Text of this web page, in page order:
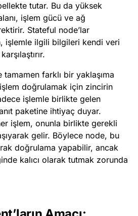
tutar. Bu da yüksek
işlem gücü ve ağ
Stateful node’lar
işlemle ilgili bilgileri kendi veri
tamamen farklı bir yaklaşıma
doğrulamak için zincirin
işlemle birlikte gelen
paketine ihtiyaç duyar.
işlem, onunla birlikte gerekli
gelir. Böylece node, bu
doğrulama yapabilir, ancak
kalıcı olarak tutmak zorunda